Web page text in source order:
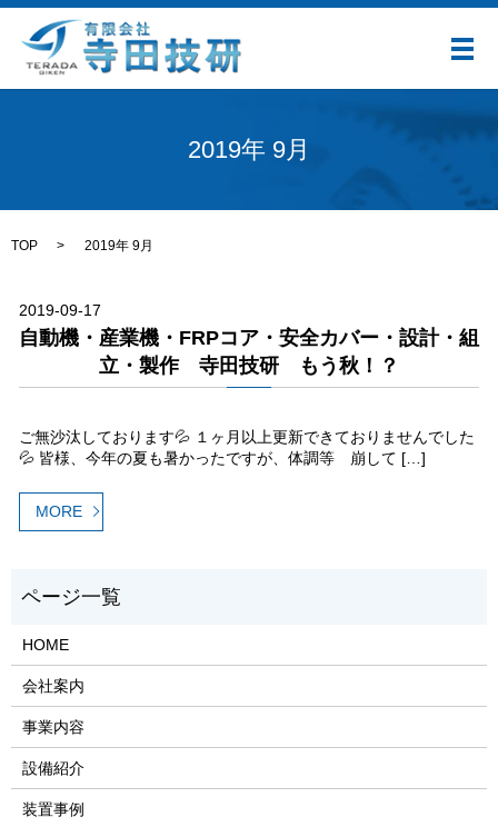
メ
2019年 9月
TOP 2019年 9月
2019-09-17
自動機・産業機・FRPコア・安全カバー・設計・組
立・製作 寺田技研 もう秋！？
ご無沙汰しております💦 １ヶ月以上更新できておりませんでした
💦 皆様、今年の夏も暑かったですが、体調等 崩して […]
MORE
HOME
会社案内
事業内容
設備紹介
装置事例